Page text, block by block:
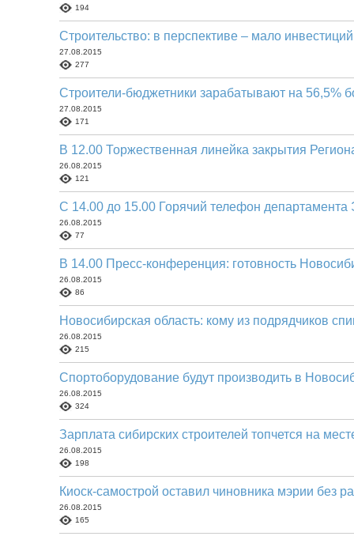
194
Строительство: в перспективе – мало
27.08.2015
277
Строители-бюджетники зарабатывают на 56,5%
27.08.2015
171
В 12.00 Торжественная линейка закрытия
26.08.2015
121
С 14.00 до 15.00 Горячий телефон
26.08.2015
77
В 14.00 Пресс-конференция: готовность
26.08.2015
86
Новосибирская область: кому из подрядчиков
26.08.2015
215
Спортоборудование будут производить в
26.08.2015
324
Зарплата сибирских строителей топчется на
26.08.2015
198
Киоск-самострой оставил чиновника мэрии без
26.08.2015
165